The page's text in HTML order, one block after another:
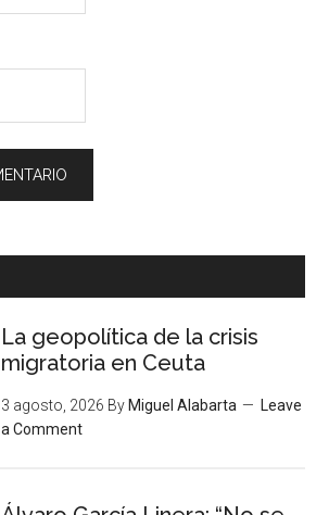
La geopolítica de la crisis
migratoria en Ceuta
3 agosto, 2026 By Miguel Alabarta
Leave
a Comment